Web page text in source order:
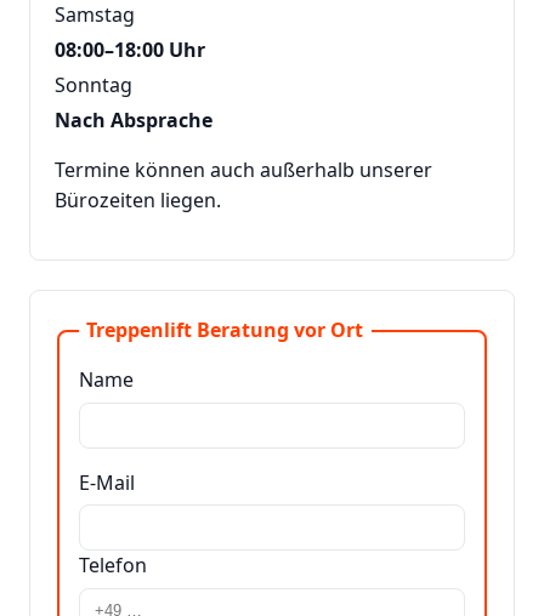
Samstag
08:00–18:00 Uhr
Sonntag
Nach Absprache
Termine können auch außerhalb unserer
Bürozeiten liegen.
Treppenlift Beratung vor Ort
Name
E-Mail
Telefon